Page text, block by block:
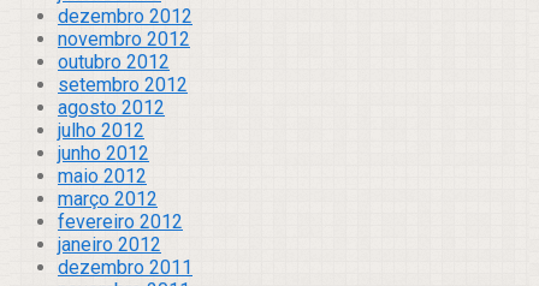
dezembro 2012
novembro 2012
outubro 2012
setembro 2012
agosto 2012
julho 2012
junho 2012
maio 2012
março 2012
fevereiro 2012
janeiro 2012
dezembro 2011